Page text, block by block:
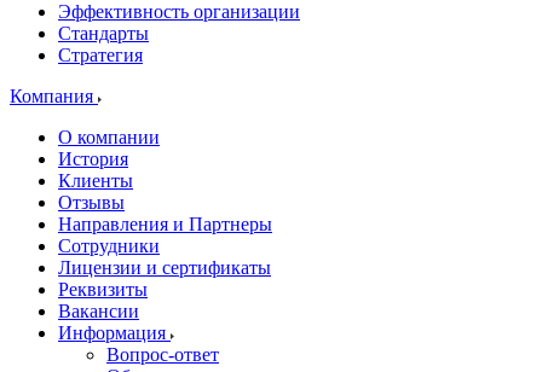
Эффективность организации
Стандарты
Стратегия
Компания
О компании
История
Клиенты
Отзывы
Направления и Партнеры
Сотрудники
Лицензии и сертификаты
Реквизиты
Вакансии
Информация
Вопрос-ответ